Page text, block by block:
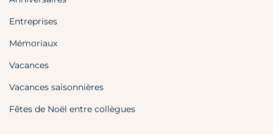
Entreprises
Mémoriaux
Vacances
Vacances saisonnières
Fêtes de Noël entre collègues